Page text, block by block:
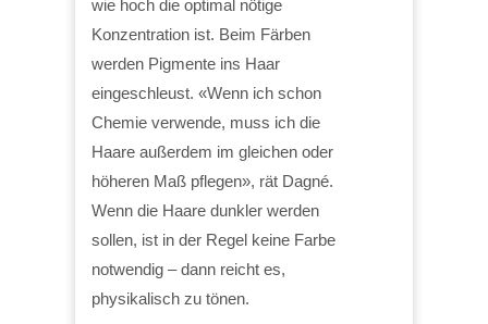
wie hoch die optimal nötige
Konzentration ist. Beim Färben
werden Pigmente ins Haar
eingeschleust. «Wenn ich schon
Chemie verwende, muss ich die
Haare außerdem im gleichen oder
höheren Maß pflegen», rät Dagné.
Wenn die Haare dunkler werden
sollen, ist in der Regel keine Farbe
notwendig – dann reicht es,
physikalisch zu tönen.